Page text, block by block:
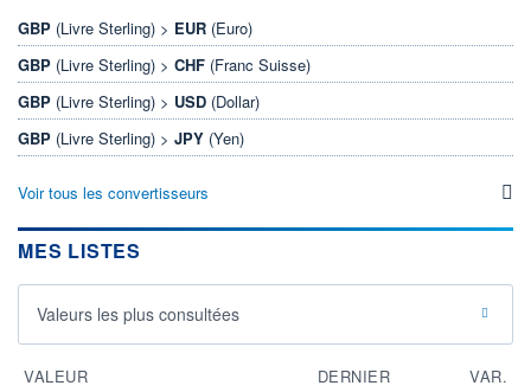
GBP (Livre Sterling) > EUR (Euro)
GBP (Livre Sterling) > CHF (Franc Suisse)
GBP (Livre Sterling) > USD (Dollar)
GBP (Livre Sterling) > JPY (Yen)
Voir tous les convertisseurs
MES LISTES
Valeurs les plus consultées
VALEUR DERNIER
VAR.